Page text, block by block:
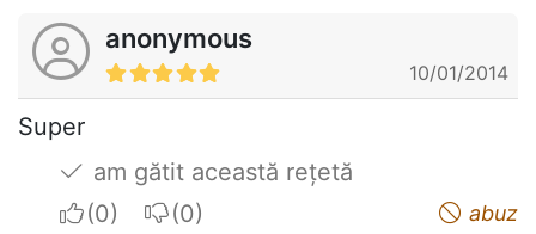
anonymous
10/01/2014
Super
am gătit această rețetă
I apreciateI do not appreciate abuz